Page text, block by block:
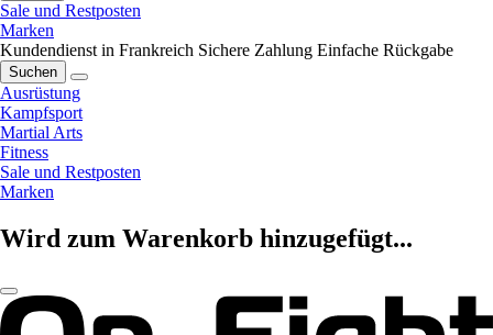
Sale und Restposten
Marken
Kundendienst in Frankreich Sichere Zahlung Einfache Rückgabe
Suchen
Ausrüstung
Kampfsport
Martial Arts
Fitness
Sale und Restposten
Marken
Wird zum Warenkorb hinzugefügt...